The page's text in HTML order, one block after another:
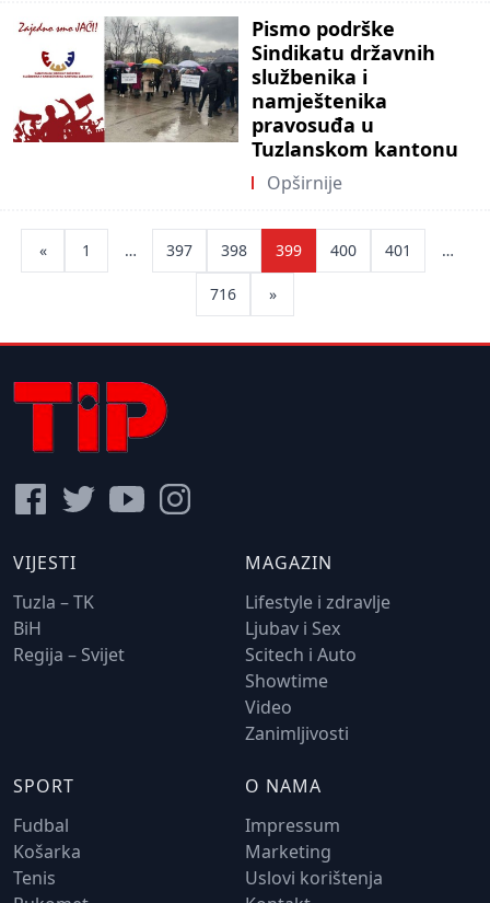
Pismo podrške
Sindikatu državnih
službenika i
namještenika
pravosuđa u
Tuzlanskom kantonu
Opširnije
pagination
« 1 … 397 398 399 400 401 …
716 »
VIJESTI
Tuzla – TK
BiH
Regija – Svijet
MAGAZIN
Lifestyle i zdravlje
Ljubav i Sex
Scitech i Auto
Showtime
Video
Zanimljivosti
SPORT
Fudbal
Košarka
Tenis
O NAMA
Impressum
Marketing
Uslovi korištenja